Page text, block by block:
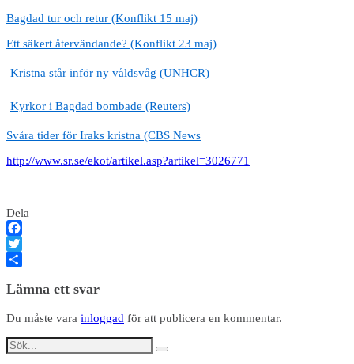
Bagdad tur och retur (Konflikt 15 maj)
Ett säkert återvändande? (Konflikt 23 maj)
Kristna står inför ny våldsvåg (UNHCR)
Kyrkor i Bagdad bombade (Reuters)
Svåra tider för Iraks kristna (CBS News
http://www.sr.se/ekot/artikel.asp?artikel=3026771
Dela
Facebook
Twitter
Lämna ett svar
Du måste vara inloggad för att publicera en kommentar.